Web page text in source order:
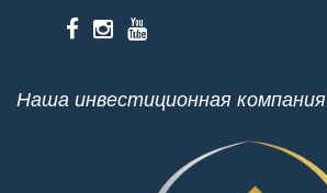
Наша инвестиционная компания